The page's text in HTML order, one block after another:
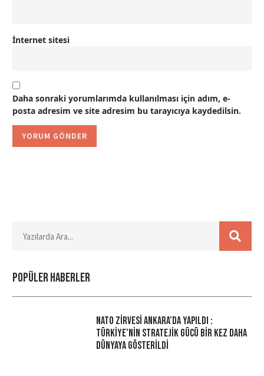
İnternet sitesi
Daha sonraki yorumlarımda kullanılması için adım, e-
posta adresim ve site adresim bu tarayıcıya kaydedilsin.
Popüler haberler
NATO Zirvesi Ankara’da Yapıldı :
Türkiye’nin Stratejik Gücü Bir Kez Daha
Dünyaya Gösterildi